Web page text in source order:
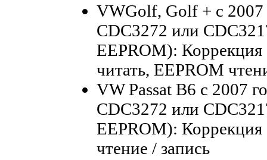
VWGolf, Golf + с 2007
CDC3272 или
EEPROM): Коррекция
читать, EEPROM
VW Passat B6 с 2007
CDC3272 или
EEPROM):
чтение / запись